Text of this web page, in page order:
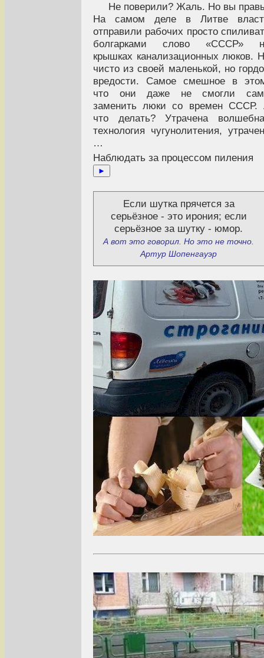
Не поверили? Жаль. Но вы
На самом деле в Литве
отправили рабочих просто
болгарками слово «СССР»
крышках канализационных люков.
чисто из своей маленькой, но
вредости. Самое смешное в
что они даже не смогли
заменить люки со времен СССР.
что делать? Утрачена
технология чугунолитения,
…
Наблюдать за процессом пиления
►
Если шутка прячется за
серьёзное - это ирония; если
серьёзное за шутку - юмор.
А вот это говорил. Но это не точно.
Артур Шопенгауэр